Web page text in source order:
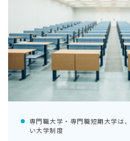
専門職大学・専門職短期大学は
い大学制度